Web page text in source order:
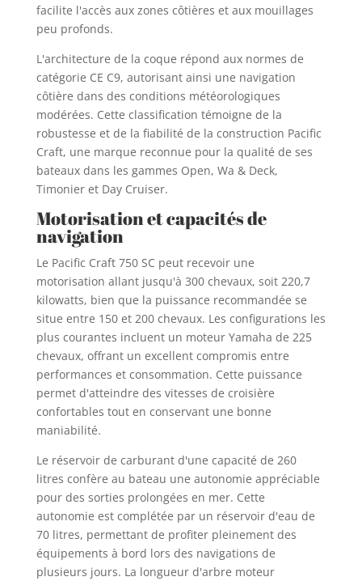
facilite l'accès aux zones côtières et aux mouillages
peu profonds.
L'architecture de la coque répond aux normes de
catégorie CE C9, autorisant ainsi une navigation
côtière dans des conditions météorologiques
modérées. Cette classification témoigne de la
robustesse et de la fiabilité de la construction Pacific
Craft, une marque reconnue pour la qualité de ses
bateaux dans les gammes Open, Wa & Deck,
Timonier et Day Cruiser.
Motorisation et capacités de
navigation
Le Pacific Craft 750 SC peut recevoir une
motorisation allant jusqu'à 300 chevaux, soit 220,7
kilowatts, bien que la puissance recommandée se
situe entre 150 et 200 chevaux. Les configurations les
plus courantes incluent un moteur Yamaha de 225
chevaux, offrant un excellent compromis entre
performances et consommation. Cette puissance
permet d'atteindre des vitesses de croisière
confortables tout en conservant une bonne
maniabilité.
Le réservoir de carburant d'une capacité de 260
litres confère au bateau une autonomie appréciable
pour des sorties prolongées en mer. Cette
autonomie est complétée par un réservoir d'eau de
70 litres, permettant de profiter pleinement des
équipements à bord lors des navigations de
plusieurs jours. La longueur d'arbre moteur